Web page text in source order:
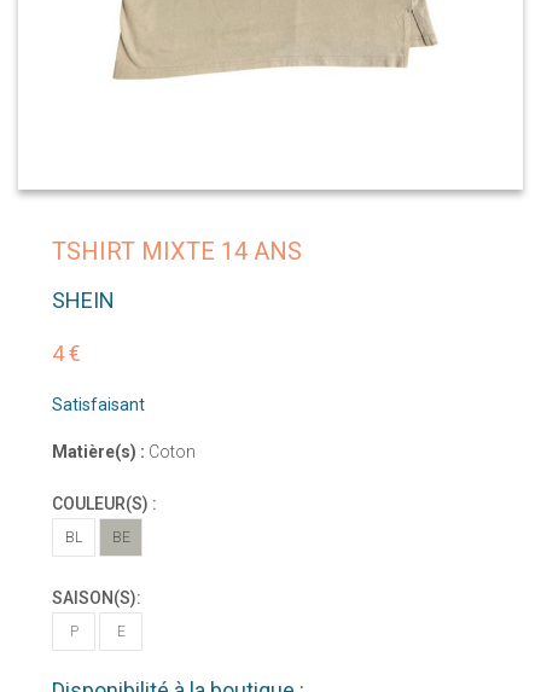
TSHIRT MIXTE 14 ANS
SHEIN
4 €
Satisfaisant
Matière(s) : Coton
COULEUR(S) :
BL BE
SAISON(S):
P E